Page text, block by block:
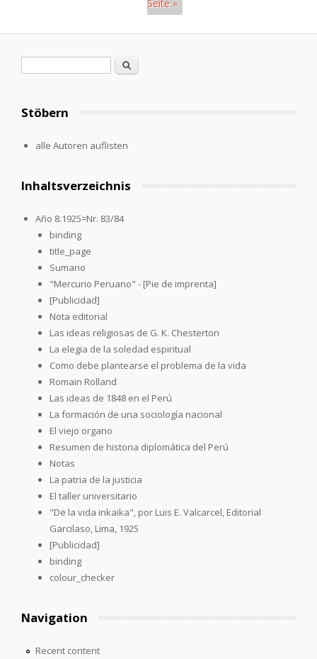
Seite »
Search
Stöbern
alle Autoren auflisten
Inhaltsverzeichnis
Año 8.1925=Nr. 83/84
binding
title_page
Sumario
"Mercurio Peruano" - [Pie de imprenta]
[Publicidad]
Nota editorial
Las ideas religiosas de G. K. Chesterton
La elegia de la soledad espiritual
Como debe plantearse el problema de la vida
Romain Rolland
Las ideas de 1848 en el Perú
La formación de una sociología nacional
El viejo organo
Resumen de historia diplomática del Perú
Notas
La patria de la justicia
El taller universitario
"De la vida inkaika", por Luis E. Valcarcel, Editorial
Garcilaso, Lima, 1925
[Publicidad]
binding
colour_checker
Navigation
Recent content